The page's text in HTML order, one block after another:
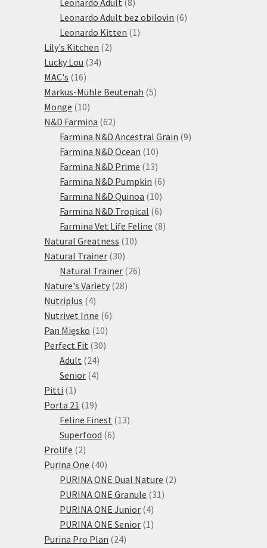
produktů
Leonardo Adult bez obilovin 66
Leonardo Kitten 1 1
Lily's Kitchen 22
Lucky Lou 3434
MAC's 1616
produktů
Markus-Mühle Beutenah 55
Monge 1010
produktů
N&D Farmina 6262
produktů
Farmina N&D Ancestral Grain 99
Farmina N&D Ocean 1010
produktů
Farmina N&D Prime 1313
produktů
Farmina N&D Pumpkin 66
Farmina N&D Quinoa 1010
produktů
Farmina N&D Tropical 66
produktů
Farmina Vet Life Feline 88
Natural Greatness 1010
Natural Trainer 3030
produktů
Natural Trainer 2626
Nature's Variety 2828
Nutriplus 44
produkty
Nutrivet Inne 66
Pan Mięsko 1010
produktů
Perfect Fit 3030
Adult 2424
produktů
Senior 44
Pitti 1 1
produkt
Porta 21 1919
produktů
Feline Finest 1313
Superfood 66
Prolife 22
produkty
Purina One 4040
produktů
PURINA ONE Dual Nature 22
PURINA ONE Granule 31 31
PURINA ONE Junior 44
produkty
PURINA ONE Senior 1 1
Purina Pro Plan 2424